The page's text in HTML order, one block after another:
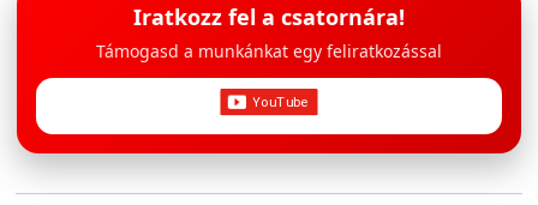
Iratkozz fel a csatornára!
Támogasd a munkánkat egy feliratkozással